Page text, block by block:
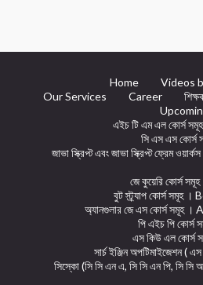
Home Videos
Our Services
Career
এইচ টি এম এল কোর্স
সি এস এস
জাভা স্ক্রিপ্ট এবং জাভা স্ক্রিপ্ট ফ্রেম
জে কুয়েরি কোর্স
বুট স্ট্র্যাপ কোর্স
অ্যানগুলার জে এস কোর্স সমূহ
পি এইচ পি
এস কিউ এল
সার্চ ইঞ্জিন অপটিমাইজেশন
সিস্কো (সি সি এন এ, সি সি এন পি, সি